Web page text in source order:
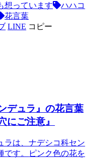
想っています
ハハコ
花言葉
LINE コピー
デュラ』の花言葉
にご注意』
ラは、ナデシコ科セン
です。
ピンク色の花を